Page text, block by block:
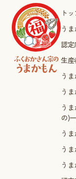
ト
う
認定
生産
う
う
う
の)
う
う
う